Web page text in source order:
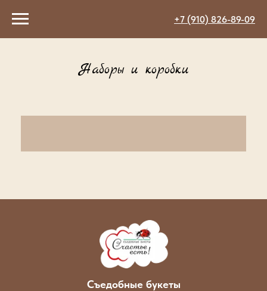
+7 (910) 826-89-09
Наборы и коробки
Съедобные букеты